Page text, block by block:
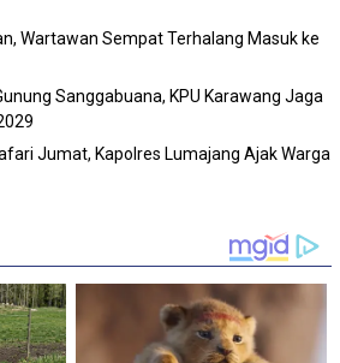
Wartawan Sempat Terhalang Masuk ke
Sanggabuana, KPU Karawang Jaga
Jumat, Kapolres Lumajang Ajak Warga